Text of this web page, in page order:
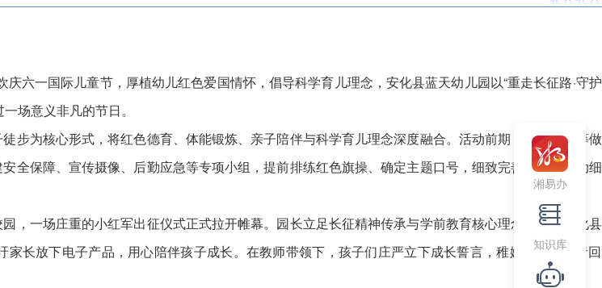
一国际儿童节，厚植幼儿红色爱国情怀，倡导科学育儿理念，安化县蓝天幼儿园以“重走长征路·守
场意义非凡的节日。
为核心形式，将红色德育、体能锻炼、亲子陪伴与科学育儿理念深度融合。活动前期，幼儿园统筹
全保障、宣传摄像、后勤应急等专项小组，提前排练红色旗操、确定主题口号，细致完善每一处活动
一场庄重的小红军出征仪式正式拉开帷幕。园长立足长征精神传承与学前教育核心理念致辞，安化
长放下电子产品，用心陪伴孩子成长。在教师带领下，孩子们庄严立下成长誓言，稚嫩坚定的声音
湘易办
知识库